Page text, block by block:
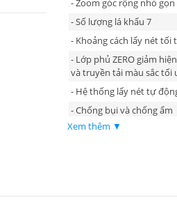
- Zoom góc rộng nhỏ gọn
- Số lượng lá khẩu 7
- Khoảng cách lấy nét tối
- Lớp phủ ZERO giảm
và truyền tải màu sắc tối
- Hệ thống lấy nét tự
- Chống bụi và chống ẩm
Xem thêm ▼